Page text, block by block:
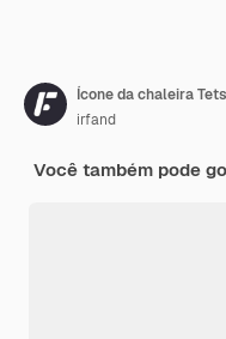
Ícone da chaleira
irfand
Você também pode